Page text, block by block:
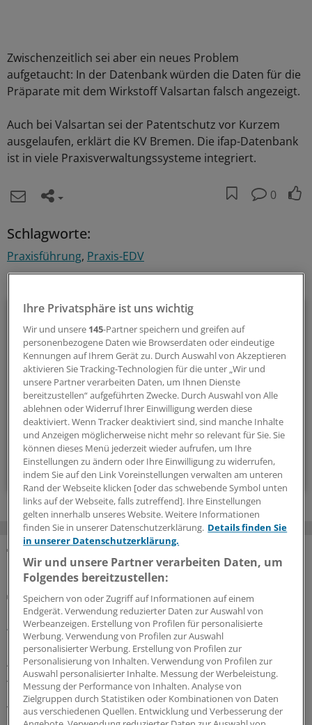
Zwischenzeitlich sei aber ein neues Problem
aufgetaucht: In der Datenbank würden die Daten für die
Präparate mit dem Wirkstoff Valsartan falsch angezeigt.
Auch bei Valsartan sei der Patentschutz vor Kurzem
ausgelaufen, erklärt die KV Bremen. Die ifap-Datenbank
ist in viele Praxisverwaltungssysteme integriert.
0
Schlagworte:
Praxisführung Praxis-EDV
Beruf & Alltag
Die Sonntagslektüre: Lesen Sie Wissenswertes und
Nützliches für Ihre tägliche Arbeit, lassen Sie sich von
Kolleginnen und Kollegen inspirieren - und seien Sie immer
einen Schritt voraus.
wöchentlich (Sonntag)
Zum Abonnieren bitte anmelden
MEHR ZUM THEMA
Gesundheitsbezogene Testlogos
Bundesgerichtshof zu Focus-Ärztesiegeln: Für
Ärzterankings gelten strenge Maßstäbe
Der Bundesgerichtshof verschärft Anforderungen an
Ärztesiegel: Focus-Auszeichnungen müssten
Aussagekraft und Grenzen des Rankings klar erkennen
lassen. Ein OLG muss nun erneut prüfen, ob Irreführung
vorliegt.
Ihre Privatsphäre ist uns wichtig
Wir und unsere 145-Partner speichern und greifen auf
personenbezogene Daten wie Browserdaten oder eindeutige
Kennungen auf Ihrem Gerät zu. Durch Auswahl von Akzeptieren
aktivieren Sie Tracking-Technologien für die unter „Wir und
unsere Partner verarbeiten Daten, um Ihnen Dienste
bereitzustellen“ aufgeführten Zwecke. Durch Auswahl von Alle
ablehnen oder Widerruf Ihrer Einwilligung werden diese
deaktiviert. Wenn Tracker deaktiviert sind, sind manche Inhalte
und Anzeigen möglicherweise nicht mehr so relevant für Sie. Sie
können dieses Menü jederzeit wieder aufrufen, um Ihre
Einstellungen zu ändern oder Ihre Einwilligung zu widerrufen,
indem Sie auf den Link Voreinstellungen verwalten am unteren
Rand der Webseite klicken [oder das schwebende Symbol unten
links auf der Webseite, falls zutreffend]. Ihre Einstellungen
gelten innerhalb unseres Website. Weitere Informationen
finden Sie in unserer Datenschutzerklärung. Details finden Sie
in unserer Datenschutzerklärung.
Wir und unsere Partner verarbeiten Daten, um
Folgendes bereitzustellen:
Speichern von oder Zugriff auf Informationen auf einem
Endgerät. Verwendung reduzierter Daten zur Auswahl von
Werbeanzeigen. Erstellung von Profilen für personalisierte
Werbung. Verwendung von Profilen zur Auswahl
personalisierter Werbung. Erstellung von Profilen zur
Personalisierung von Inhalten. Verwendung von Profilen zur
Auswahl personalisierter Inhalte. Messung der Werbeleistung.
Messung der Performance von Inhalten. Analyse von
Zielgruppen durch Statistiken oder Kombinationen von Daten
aus verschiedenen Quellen. Entwicklung und Verbesserung der